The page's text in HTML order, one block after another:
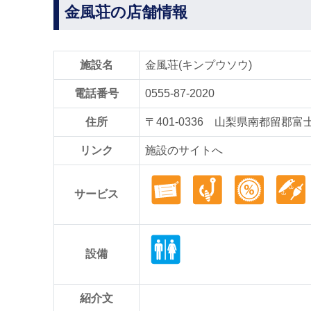
金風荘の店舗情報
施設名 金風荘(キンプウソウ)
電話番号 0555-87-2020
住所 〒401-0336 山梨県南都留郡富
リンク 施設のサイトへ
サービス
設備
紹介文